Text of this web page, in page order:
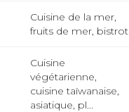
Cuisine de la mer,
fruits de mer, bistrot
Cuisine
végétarienne,
cuisine taïwanaise,
asiatique, pl...